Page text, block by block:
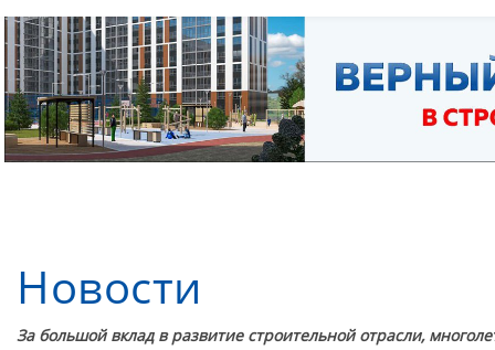
Новости
За большой вклад в развитие строительной отрасли,